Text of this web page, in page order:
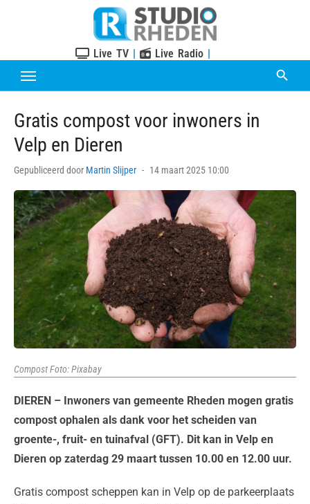
Live TV | Live Radio |
Gratis compost voor inwoners in
Velp en Dieren
Gepubliceerd door Martin Slijper
Posted
14 maart 2025 10:00
Compost Foto: Pixabay
DIEREN – Inwoners van gemeente Rheden mogen gratis
compost ophalen als dank voor het scheiden van
groente-, fruit- en tuinafval (GFT). Dit kan in Velp en
Dieren op zaterdag 29 maart tussen 10.00 en 12.00 uur.
Gratis compost scheppen kan in Velp op de parkeerplaats